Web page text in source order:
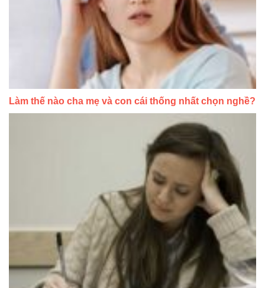
Làm thế nào cha mẹ và con cái thống nhất chọn nghề?